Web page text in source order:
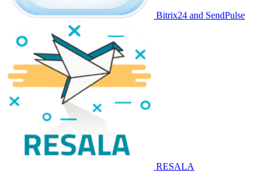
Bitrix24 and SendPulse
RESALA